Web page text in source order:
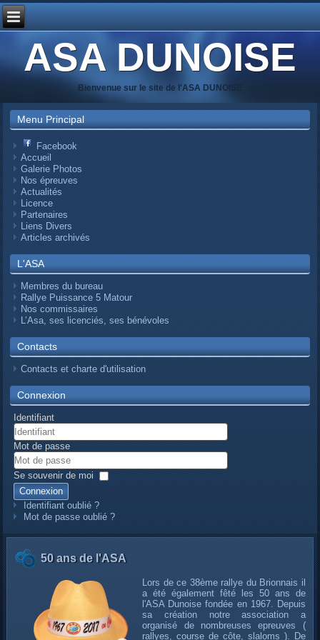
ASA DUNOISE
Bienvenue sur le site de l'ASA DUNOISE
Menu Principal
Facebook
Accueil
Galerie Photos
Nos épreuves
Actualités
Licence
Partenaires
Liens Divers
Articles archivés
L'ASA
Membres du bureau
Rallye Puissance 5 Matour
Nos commissaires
L’Asa, ses licenciés, ses bénévoles
Contacts
Contacts et charte d'utilisation
Connexion
Identifiant
Mot de passe
Se souvenir de moi
Connexion
Identifiant oublié ?
Mot de passe oublié ?
50 ans de l'ASA
Lors de ce 38ème rallye du Brionnais il
a été également fêté les 50 ans de
l'ASA Dunoise fondée en 1967. Depuis
sa création notre association a
organisé de nombreuses epreuves (
rallyes, course de côte, slaloms ). De